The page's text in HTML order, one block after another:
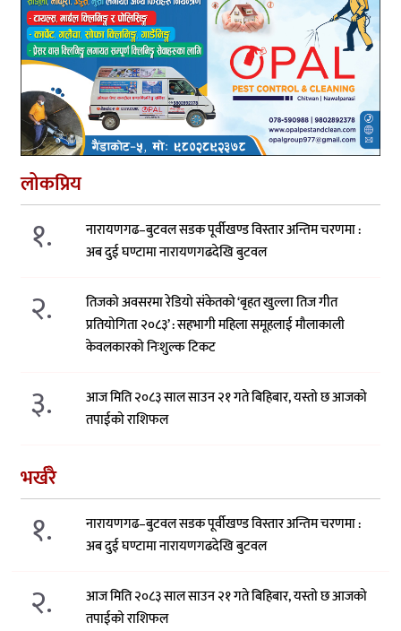
लोकप्रिय
१.
नारायणगढ–बुटवल सडक पूर्वीखण्ड विस्तार अन्तिम चरणमा :
अब दुई घण्टामा नारायणगढदेखि बुटवल
२.
तिजको अवसरमा रेडियो संकेतको ‘बृहत खुल्ला तिज गीत
प्रतियोगिता २०८३’ : सहभागी महिला समूहलाई मौलाकाली
केवलकारको निःशुल्क टिकट
३.
आज मिति २०८३ साल साउन २१ गते बिहिबार, यस्तो छ आजको
तपाईको राशिफल
भर्खरै
१.
नारायणगढ–बुटवल सडक पूर्वीखण्ड विस्तार अन्तिम चरणमा :
अब दुई घण्टामा नारायणगढदेखि बुटवल
२.
आज मिति २०८३ साल साउन २१ गते बिहिबार, यस्तो छ आजको
तपाईको राशिफल